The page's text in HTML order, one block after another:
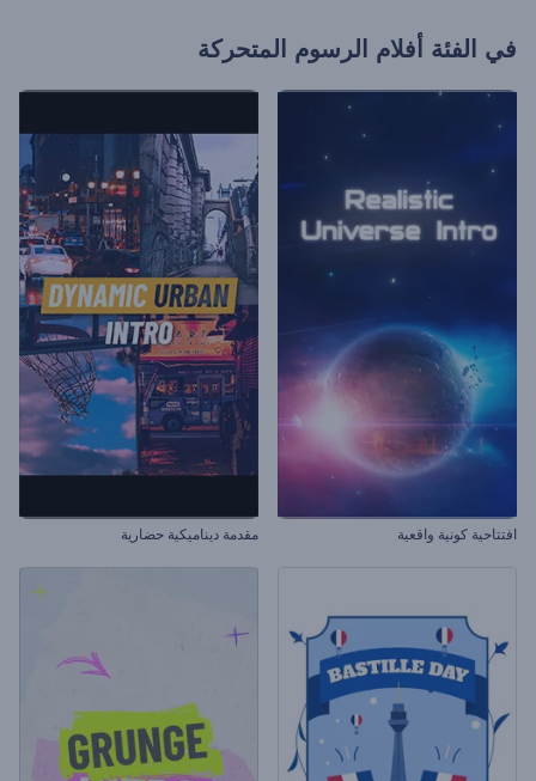
في الفئة أفلام الرسوم المتحركة
افتتاحية كونية واقعية مقدمة ديناميكية حضارية